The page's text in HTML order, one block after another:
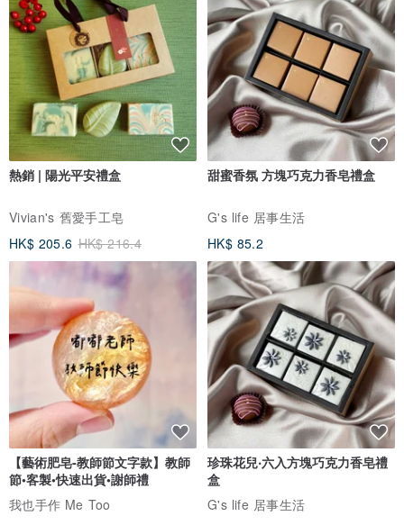
熱銷 | 陽光平安禮盒
Vivian's 舊愛手工皂
HK$ 205.6 HK$ 216.4
甜蜜香氛 方塊巧克力香皂禮盒
G's life 居事生活
HK$ 85.2
【藝術肥皂-教師節文字款】教師
節•客製•快速出貨•謝師禮
我也手作 Me Too
珍珠花兒‧六入方塊巧克力香皂禮
盒
G's life 居事生活